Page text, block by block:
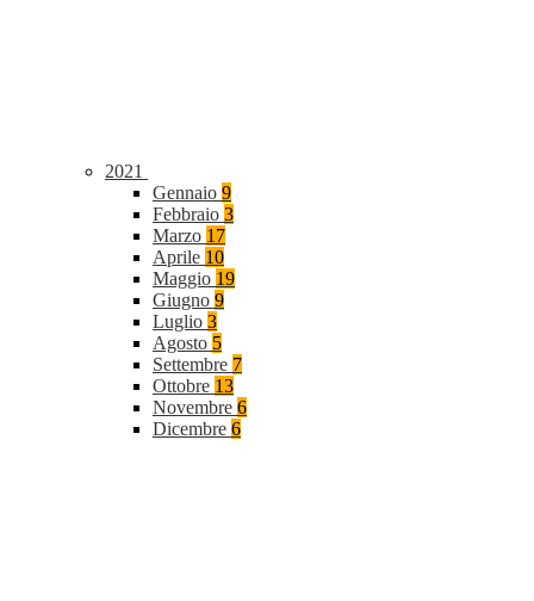
2021
Gennaio 9
Febbraio 3
Marzo 17
Aprile 10
Maggio 19
Giugno 9
Luglio 3
Agosto 5
Settembre 7
Ottobre 13
Novembre 6
Dicembre 6